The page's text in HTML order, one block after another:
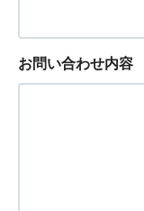
お問い合わせ内容